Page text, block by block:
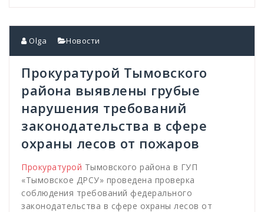
Olga Новости
Прокуратурой Тымовского
района выявлены грубые
нарушения требований
законодательства в сфере
охраны лесов от пожаров
Прокуратурой Тымовского района в ГУП
«Тымовское ДРСУ» проведена проверка
соблюдения требований федерального
законодательства в сфере охраны лесов от